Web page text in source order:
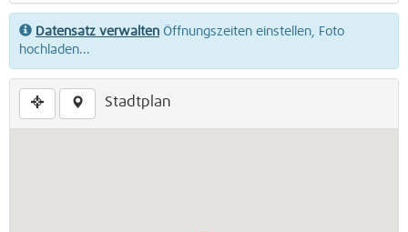
Datensatz verwalten Öffnungszeiten einstellen, Foto
hochladen...
Stadtplan